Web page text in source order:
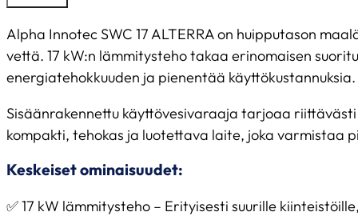
Alpha Innotec SWC 17 ALTERRA on huipputason
vettä. 17 kW:n lämmitysteho takaa erinomaisen
energiatehokkuuden ja pienentää käyttökustannuksia.
Sisäänrakennettu käyttövesivaraaja tarjoaa riittävästi
kompakti, tehokas ja luotettava laite, joka varmistaa
Keskeiset ominaisuudet:
✅ 17 kW lämmitysteho – Erityisesti suurille